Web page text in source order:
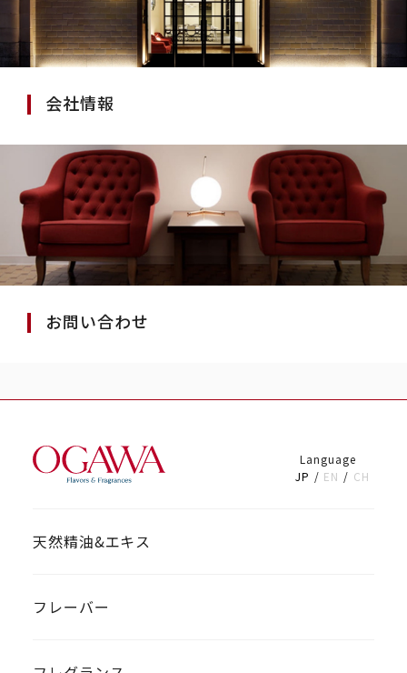
会社情報
お問い合わせ
Language
JP
EN CH
天然精油&エキス
フレーバー